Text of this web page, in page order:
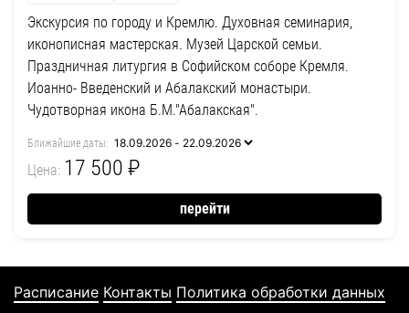
Экскурсия по городу и Кремлю. Духовная семинария,
иконописная мастерская. Музей Царской семьи.
Праздничная литургия в Софийском соборе Кремля.
Иоанно- Введенский и Абалакский монастыри.
Чудотворная икона Б.М."Абалакская".
Ближайшие даты:
Цена: 17 500 ₽
перейти
Расписание Контакты Политика обработки данных